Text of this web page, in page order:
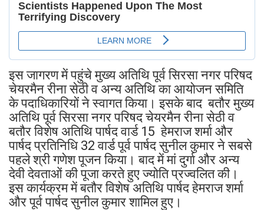
इस जागरण में पहुंचे मुख्य अतिथि पूर्व सिरसा नगर परिषद
चेयरमैन रीना सेठी व अन्य अतिथि का आयोजन समिति
के पदाधिकारियों ने स्वागत किया। इसके बाद बतौर मुख्य
अतिथि पूर्व सिरसा नगर परिषद चेयरमैन रीना सेठी व
बतौर विशेष अतिथि पार्षद वार्ड 15 हेमराज शर्मा और
पार्षद प्रतिनिधि 32 वार्ड पूर्व पार्षद सुनील कुमार ने सबसे
पहले श्री गणेश पूजन किया। बाद में मां दुर्गा और अन्य
देवी देवताओं की पूजा करते हुए ज्योति प्रज्वलित की।
इस कार्यक्रम में बतौर विशेष अतिथि पार्षद हेमराज शर्मा
और पूर्व पार्षद सुनील कुमार शामिल हुए।